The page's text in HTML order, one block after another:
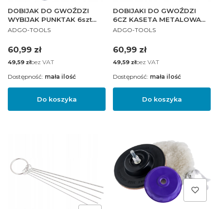
DOBIJAK DO GWOŹDZI
WYBIJAK PUNKTAK 6szt
CrV
PRODUCENT
ADGO-TOOLS
Cena
60,99 zł
Cena
49,59 złbez VAT
Do koszyka
Dostępność: mała ilość
DOBIJAKI DO GWOŹDZI
6CZ KASETA METALOWA
CR.V PRO-T
PRODUCENT
ADGO-TOOLS
Cena
60,99 zł
Cena
49,59 złbez VAT
Do koszyka
Dostępność: mała ilość